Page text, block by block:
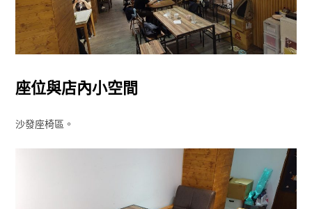
座位與店內小空間
沙發座椅區。